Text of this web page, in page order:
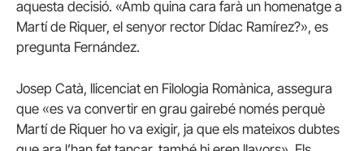
aquesta decisió. «Amb quina cara farà un homenatge a
Martí de Riquer, el senyor rector Dídac Ramírez?», es
pregunta Fernández.
Josep Catà, llicenciat en Filologia Romànica, assegura
que «es va convertir en grau gairebé només perquè
Martí de Riquer ho va exigir, ja que els mateixos dubtes